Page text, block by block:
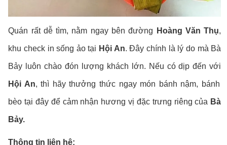
Quán rất dễ tìm, nằm ngay bên đường Hoàng Văn Thụ,
khu check in sống ảo tại Hội An. Đây chính là lý do mà Bà
Bảy luôn chào đón lượng khách lớn. Nếu có dịp đến với
Hội An, thì hãy thưởng thức ngay món bánh nậm, bánh
bèo tại đây để cảm nhận hương vị đặc trưng riêng của Bà
Bảy.
Thông tin liên hệ: